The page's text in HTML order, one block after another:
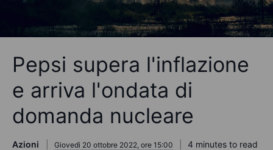
Pepsi supera l'inflazione
e arriva l'ondata di
domanda nucleare
Azioni Giovedì 20 ottobre 2022, ore 15:00
4 minutes to read